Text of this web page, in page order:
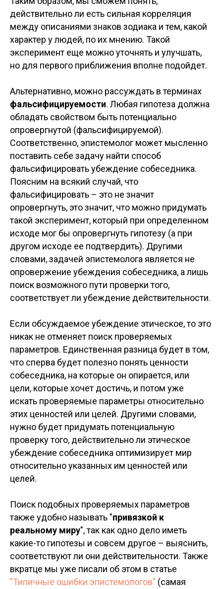
действительно ли есть сильная корреляция
между описаниями знаков зодиака и тем, какой
характер у людей, по их мнению. Такой
эксперимент еще можно уточнять и улучшать,
но для первого приближения вполне подойдет.
Альтернативно, можно рассуждать в терминах
фальсифицируемости. Любая гипотеза должна
обладать свойством быть потенциально
опровергнутой (фальсифицируемой).
Соответственно, эпистемолог может мысленно
поставить себе задачу найти способ
фальсифицировать убеждение собеседника.
Поясним на всякий случай, что
фальсифицировать – это не значит
опровергнуть, это значит, что можно придумать
такой эксперимент, который при определенном
исходе мог бы опровергнуть гипотезу (а при
другом исходе ее подтвердить). Другими
словами, задачей эпистемолога является не
опровержение убеждения собеседника, а лишь
поиск возможного пути проверки того,
соответствует ли убеждение действительности.
Если обсуждаемое убеждение этическое, то это
никак не отменяет поиск проверяемых
параметров. Единственная разница будет в том,
что сперва будет полезно понять ценности
собеседника, на которые он опирается, или
цели, которые хочет достичь, и потом уже
искать проверяемые параметры относительно
этих ценностей или целей. Другими словами,
нужно будет придумать потенциальную
проверку того, действительно ли этическое
убеждение собеседника оптимизирует мир
относительно указанных им ценностей или
целей.
Поиск подобных проверяемых параметров
также удобно называть "привязкой к
реальному миру", так как одно дело иметь
какие-то гипотезы и совсем другое – выяснить,
соответствуют ли они действительности. Также
вкратце мы уже писали об этом в статье
"Типичные ошибки эпистемологов" (самая